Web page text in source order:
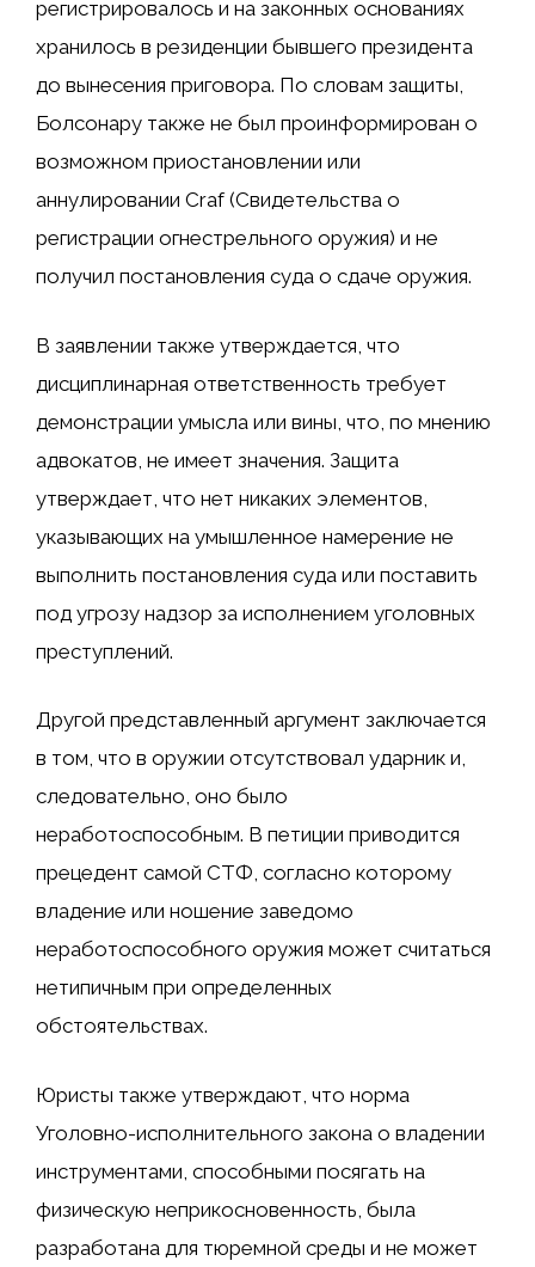
регистрировалось и на законных основаниях
хранилось в резиденции бывшего президента
до вынесения приговора. По словам защиты,
Болсонару также не был проинформирован о
возможном приостановлении или
аннулировании Craf (Свидетельства о
регистрации огнестрельного оружия) и не
получил постановления суда о сдаче оружия.
В заявлении также утверждается, что
дисциплинарная ответственность требует
демонстрации умысла или вины, что, по мнению
адвокатов, не имеет значения. Защита
утверждает, что нет никаких элементов,
указывающих на умышленное намерение не
выполнить постановления суда или поставить
под угрозу надзор за исполнением уголовных
преступлений.
Другой представленный аргумент заключается
в том, что в оружии отсутствовал ударник и,
следовательно, оно было
неработоспособным. В петиции приводится
прецедент самой СТФ, согласно которому
владение или ношение заведомо
неработоспособного оружия может считаться
нетипичным при определенных
обстоятельствах.
Юристы также утверждают, что норма
Уголовно-исполнительного закона о владении
инструментами, способными посягать на
физическую неприкосновенность, была
разработана для тюремной среды и не может